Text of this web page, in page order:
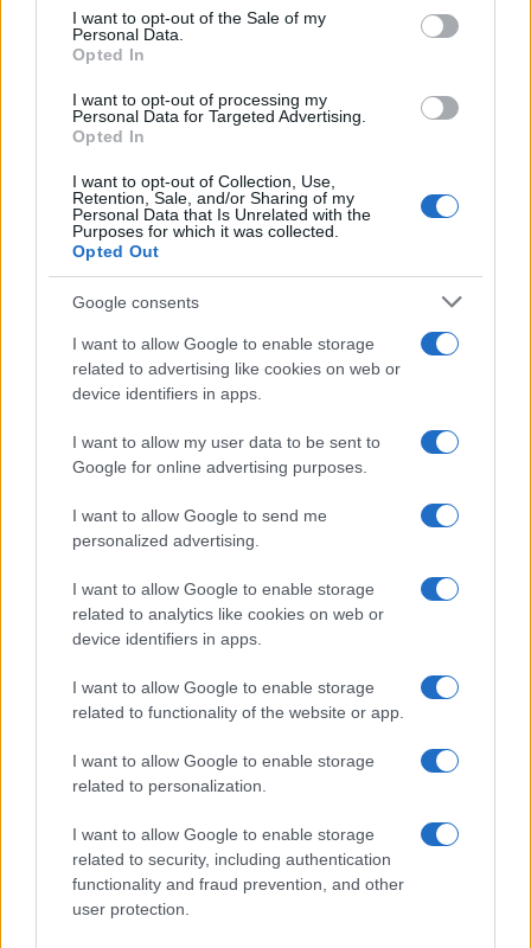
consent section.
I want to opt-out of the Sale of my
Personal Data.
Opted In
I want to opt-out of processing my
Personal Data for Targeted Advertising.
Opted In
I want to opt-out of Collection, Use,
Retention, Sale, and/or Sharing of my
Personal Data that Is Unrelated with the
Purposes for which it was collected.
Opted Out
Google consents
I want to allow Google to enable storage
related to advertising like cookies on web or
device identifiers in apps.
I want to allow my user data to be sent to
Google for online advertising purposes.
I want to allow Google to send me
personalized advertising.
I want to allow Google to enable storage
related to analytics like cookies on web or
device identifiers in apps.
I want to allow Google to enable storage
related to functionality of the website or app.
I want to allow Google to enable storage
related to personalization.
I want to allow Google to enable storage
related to security, including authentication
functionality and fraud prevention, and other
user protection.
Sigue leyendo
SALUD Y ALIMENTACIÓN
Explorando las similitudes y diferencias entre la
gastronomía peruana y ecuatoriana
SALUD Y ALIMENTACIÓN